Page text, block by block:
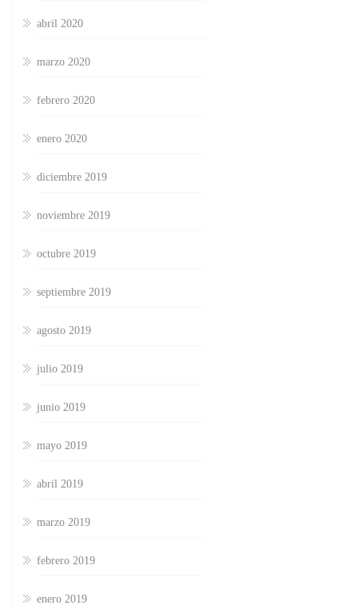
abril 2020
marzo 2020
febrero 2020
enero 2020
diciembre 2019
noviembre 2019
octubre 2019
septiembre 2019
agosto 2019
julio 2019
junio 2019
mayo 2019
abril 2019
marzo 2019
febrero 2019
enero 2019